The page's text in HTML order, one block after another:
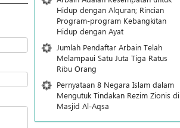
Hidup dengan Alquran; Rincian
Program-program Kebangkitan
Hidup dengan Ayat
Jumlah Pendaftar Arbain Telah
Melampaui Satu Juta Tiga Ratus
Ribu Orang
Pernyataan 8 Negara Islam dalam
Mengutuk Tindakan Rezim Zionis di
Masjid Al-Aqsa